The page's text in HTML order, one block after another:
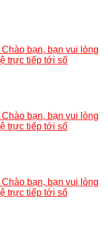
bạn, bạn vui lòng
trực tiếp tới số
bạn, bạn vui lòng
trực tiếp tới số
bạn, bạn vui lòng
trực tiếp tới số